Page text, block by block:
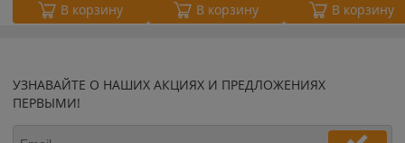
В корзину В корзину В корзину
УЗНАВАЙТЕ О НАШИХ АКЦИЯХ И ПРЕДЛОЖЕНИЯХ
ПЕРВЫМИ!